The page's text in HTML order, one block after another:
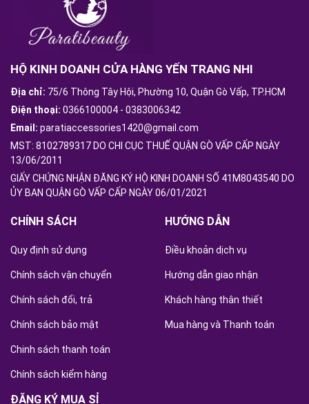
HỘ KINH DOANH CỬA HÀNG YẾN TRANG NHI
Địa chỉ: 75/6 Thông Tây Hội, Phường 10, Quận Gò Vấp, TP.HCM
Điện thoại: 0366100004 - 0383006342
Email: paratiaccessories1420@gmail.com
MST: 8102789317 DO CHI CỤC THUẾ QUẬN GÒ VẤP CẤP NGÀY
13/06/2011
GIẤY CHỨNG NHẬN ĐĂNG KÝ HỘ KINH DOANH SỐ 41M8043540 DO
ỦY BAN QUẬN GÒ VẤP CẤP NGÀY 06/01/2021
CHÍNH SÁCH
Quy định sử dụng
Chính sách vận chuyển
Chính sách đổi, trả
Chính sách bảo mật
Chinh sách thanh toán
Chính sách kiểm hàng
HƯỚNG DẪN
Điều khoản dịch vụ
Hướng dẫn giao nhận
Khách hàng thân thiết
Mua hàng và Thanh toán
ĐĂNG KÝ MUA SỈ